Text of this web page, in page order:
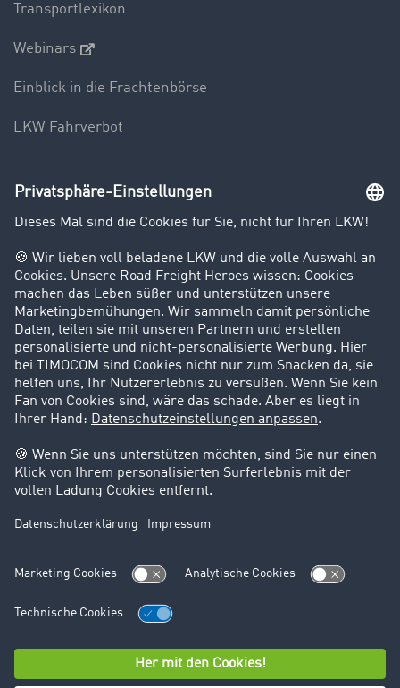
Transportlexikon
Webinars
Einblick in die Frachtenbörse
LKW Fahrverbot
Unternehmen
Kunden werben Kunden
Success Stories
Karriere
Support
Kontakt
Rechtliches
Impressum
AGB